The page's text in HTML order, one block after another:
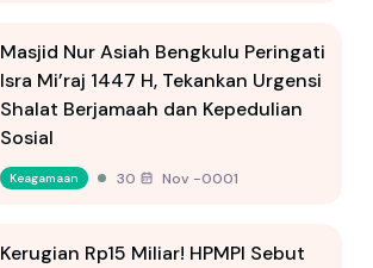
Masjid Nur Asiah Bengkulu Peringati
Isra Mi’raj 1447 H, Tekankan Urgensi
Shalat Berjamaah dan Kepedulian
Sosial
Keagamaan 30 Nov -0001
Kerugian Rp15 Miliar! HPMPI Sebut